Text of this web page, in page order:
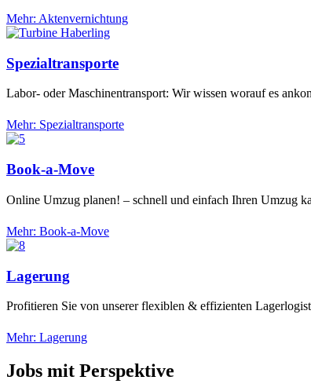
Mehr: Aktenvernichtung
Spezialtransporte
Labor- oder Maschinentransport: Wir wissen worauf es
Mehr: Spezialtransporte
Book-a-Move
Online Umzug planen! – schnell und einfach Ihren Umzug
Mehr: Book-a-Move
Lagerung
Profitieren Sie von unserer flexiblen & effizienten
Mehr: Lagerung
Jobs mit Perspektive